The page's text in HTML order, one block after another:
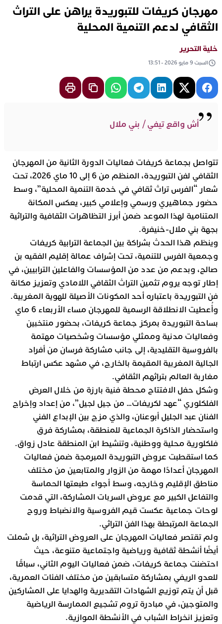
مهرجان كريفات للتبوريدة يراهن على التراث
الثقافي لدعم التنمية المحلية
خلية التحرير
السبت 9 مايو 2026 - 13:51
أش واقع تيفي / بني ملال
تتواصل بجماعة كريفات فعاليات الدورة الثانية من المهرجان
الثقافي لفن التبوريدة، المنظم من 6 إلى 10 ماي 2026، تحت
شعار “الفرس تراث ثقافي في خدمة التنمية المحلية”، وسط
حضور جماهيري ورسمي وإعلامي كبير، يعكس المكانة
المتنامية لهذا الموعد ضمن أبرز التظاهرات الثقافية والتراثية
بجهة بني ملال-خنيفرة.
وينظم هذا الحدث بشراكة بين الجماعة الترابية كريفات
وجمعية الفرس للتنمية، تحت إشراف عمالة إقليم الفقيه بن
صالح، وبدعم من عدد من المؤسسات والفاعلين الترابيين، في
إطار توجه يروم تثمين التراث الثقافي اللامادي وتعزيز مكانة
فن التبوريدة باعتباره أحد المكونات الأصيلة للهوية المغربية.
وأُعطيت الانطلاقة الرسمية للمهرجان مساء الأربعاء 6 ماي
بساحة التبوريدة بمركز جماعة كريفات، بحضور منتخبين
وفعاليات مدنية وممثلي مؤسسات وشخصيات مهتمة
بالفروسية التقليدية، إلى جانب مشاركة فرسان من أفراد
الجالية المغربية المقيمة بالخارج، في مشهد عكس ارتباط
مغاربة العالم بتراثهم الثقافي.
وشكل حفل الافتتاح محطة فنية بارزة من خلال العرض
الفلكلوري “عهد لكريفات… من جيل لجيل”، من إعداد وإخراج
الفنان عبد الجليل أبوعنان، والذي مزج بين الإبداع الفني
واستحضار الذاكرة الجماعية للمنطقة، بمشاركة فرق
فلكلورية محلية ووطنية، وتنشيط ابن المنطقة عادل زواق.
كما استقطبت عروض التبوريدة المبرمجة ضمن فعاليات
المهرجان أعدادًا مهمة من الزوار والمتابعين من مختلف
مناطق الإقليم وخارجه، وسط أجواء طبعتها الحماسة
والتفاعل الكبير مع عروض السربات المشاركة، التي قدمت
لوحات جماعية عكست قيم الفروسية والانضباط وروح
الجماعة المرتبطة بهذا الفن التراثي.
ولم تقتصر فعاليات المهرجان على العروض التراثية، بل شملت
أيضًا أنشطة ثقافية ورياضية واجتماعية متنوعة، حيث
احتضنت جماعة كريفات، ضمن فعاليات اليوم الثاني، سباقًا
للعدو الريفي بمشاركة متسابقين من مختلف الفئات العمرية،
قبل أن يتم توزيع الشهادات التقديرية والهدايا على المشاركين
والمتوجين، في مبادرة تروم تشجيع الممارسة الرياضية
وتعزيز انخراط الشباب في الأنشطة الموازية.